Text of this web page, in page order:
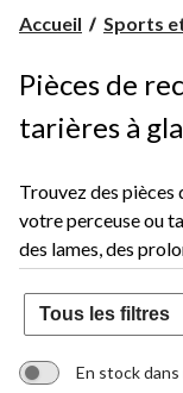
Accueil Sports
Pièces de
tarières à
Trouvez des pièces
votre perceuse ou
des lames, des
Tous les filtres
En stock dans